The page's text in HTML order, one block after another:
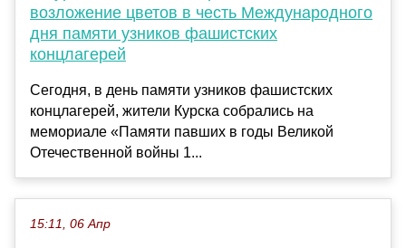
возложение цветов в честь Международного
дня памяти узников фашистских
концлагерей
Сегодня, в день памяти узников фашистских
концлагерей, жители Курска собрались на
мемориале «Памяти павших в годы Великой
Отечественной войны 1...
15:11, 06 Апр